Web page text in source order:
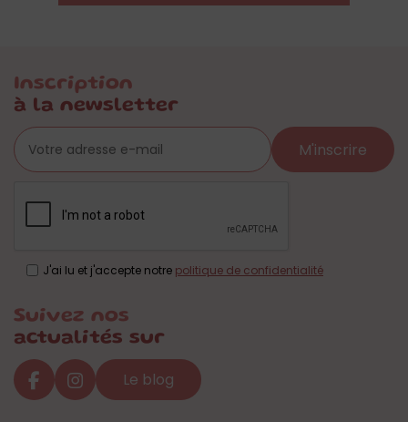
Inscription
à la newsletter
M'inscrire
J'ai lu et j'accepte notre politique de confidentialité
Suivez nos
actualités sur
Le blog